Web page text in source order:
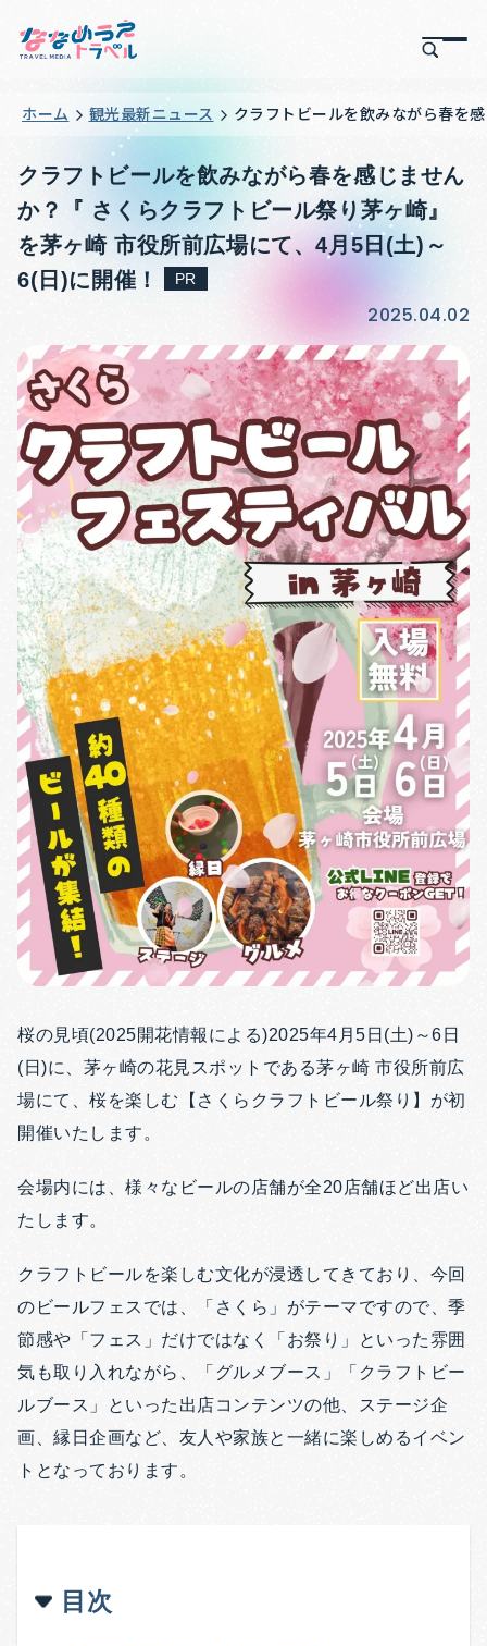
ホーム 観光最新ニュース クラフトビールを飲みながら春を
クラフトビールを飲みながら春を感じません
か？『 さくらクラフトビール祭り茅ヶ崎』
を茅ヶ崎 市役所前広場にて、4月5日(土)～
6(日)に開催！
PR
2025.04.02
桜の見頃(2025開花情報による)2025年4月5日(土)～6日
(日)に、茅ヶ崎の花見スポットである茅ヶ崎 市役所前広
場にて、桜を楽しむ【さくらクラフトビール祭り】が初
開催いたします。
会場内には、様々なビールの店舗が全20店舗ほど出店い
たします。
クラフトビールを楽しむ文化が浸透してきており、今回
のビールフェスでは、「さくら」がテーマですので、季
節感や「フェス」だけではなく「お祭り」といった雰囲
気も取り入れながら、「グルメブース」「クラフトビー
ルブース」といった出店コンテンツの他、ステージ企
画、縁日企画など、友人や家族と一緒に楽しめるイベン
トとなっております。
目次